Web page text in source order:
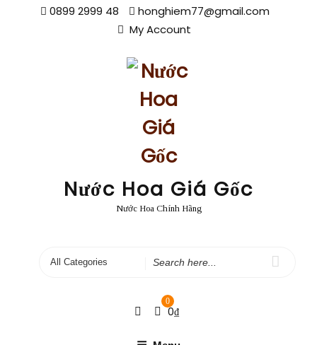
0899 2999 48
honghiem77@gmail.com
My Account
Nước Hoa Giá Gốc
Nước Hoa Chính Hãng
Search
0
0₫